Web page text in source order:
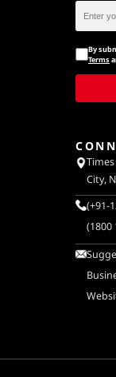
By
Terms
Times
City,
(+91-
(1800